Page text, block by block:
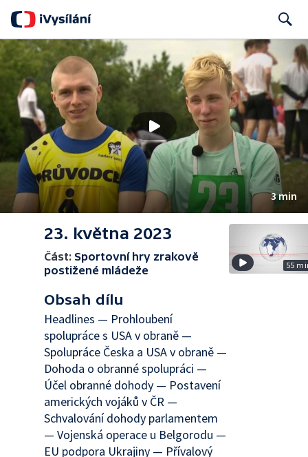
Search
3 min
23. května 2023
Část: Sportovní hry zrakově
postižené mládeže
Obsah dílu
Headlines — Prohloubení
spolupráce s USA v obraně —
Spolupráce Česka a USA v obraně —
Dohoda o obranné spolupráci —
Účel obranné dohody — Postavení
amerických vojáků v ČR —
Schvalování dohody parlamentem
— Vojenská operace u Belgorodu —
EU podpora Ukrajiny — Přívalový
55